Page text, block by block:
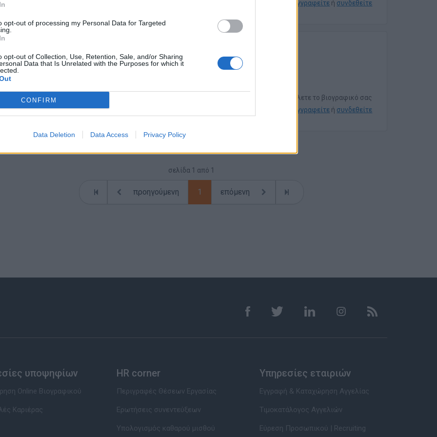
opt-out of processing my Personal Data for Targeted
opt-out of Collection, Use, Retention, Sale, and/or Sharing
Data that Is Unrelated with the Purposes for which it
CONFIRM
Data Deletion Data Access Privacy Policy
εγγραφείτε ή συνδεθείτε
Τεχνικός Βάρδιας Συστημάτων Διοδίων
(Ηλεκτρολόγος) | Αφίδνες
Τεχνικοί ΕΠΑΛ / ΙΕΚ - Βοηθοί
ΑΓΙΟΣ ΣΤΕΦΑΝΟΣ - ΑΦΙΔΝΕΣ | ΑΘΗΝΑ - ΑΤΤΙΚΗ
Πλήρης απασχόληση
Για να στείλετε το βιογραφικό σας
εγγραφείτε ή συνδεθείτε
σελίδα 1 από 1
προηγούμενη 1 επόμενη
υποψηφίων
Online Βιογραφικού
Καριέρας
HR corner
Περιγραφές Θέσεων Εργασίας
Ερωτήσεις συνεντεύξεων
Υπολογισμός καθαρού μισθού
Υπηρεσίες εταιριών
Εγγραφή & Καταχώρηση Αγγελίας
Τιμοκατάλογος Αγγελιών
Εύρεση Προσωπικού | Recruiting